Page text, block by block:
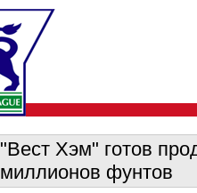
"Вест Хэм" готов
миллионов фунтов